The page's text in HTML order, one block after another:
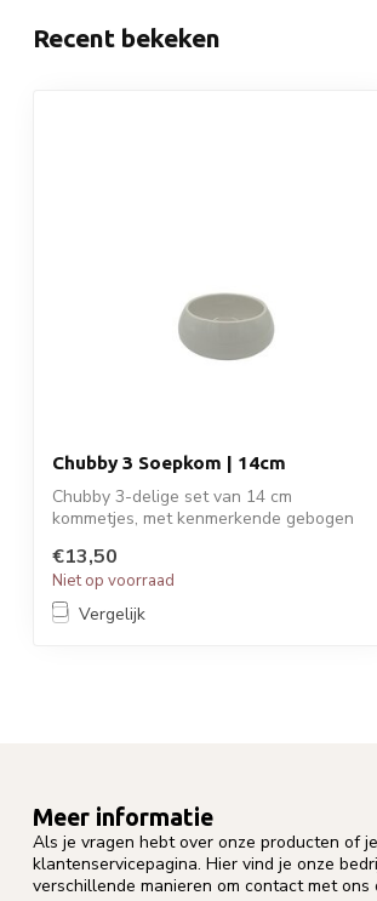
Recent bekeken
Chubby 3 Soepkom | 14cm
Chubby 3-delige set van 14 cm
kommetjes, met kenmerkende gebogen
€13,50
Niet op voorraad
Vergelijk
Meer informatie
Als je vragen hebt over onze producten of
klantenservicepagina. Hier vind je onze
verschillende manieren om contact met ons